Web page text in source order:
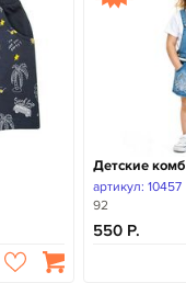
Детские
артикул: 10457
92
550